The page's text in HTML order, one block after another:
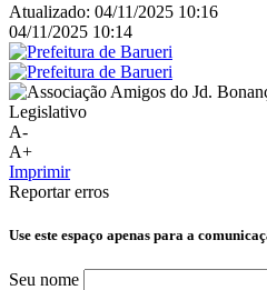
Atualizado: 04/11/2025 10:16
04/11/2025 10:14
A-
A+
Imprimir
Reportar erros
Use este espaço apenas para a
Seu nome